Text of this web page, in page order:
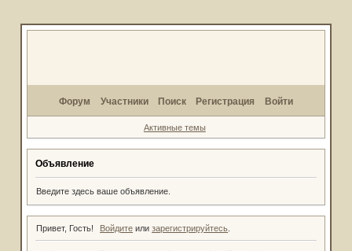
Форум Участники Поиск Регистрация Войти
Активные темы
Объявление
Введите здесь ваше объявление.
Привет, Гость! Войдите илизарегистрируйтесь